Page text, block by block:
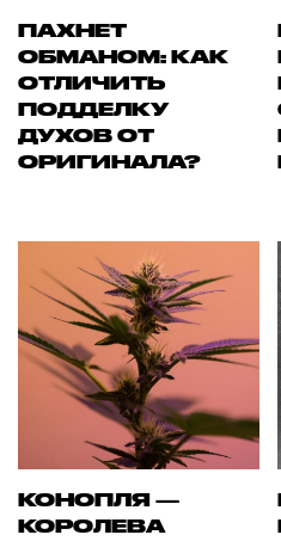
ПАХНЕТ
ОБМАНОМ: КАК
ОТЛИЧИТЬ
ПОДДЕЛКУ
ДУХОВ ОТ
ОРИГИНАЛА?
КОНОПЛЯ —
КОРОЛЕВА